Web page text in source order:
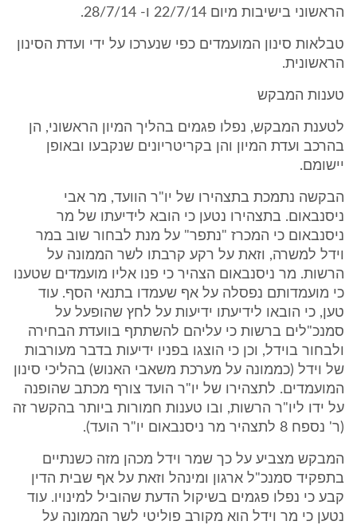
הראשוני בישיבות מיום 22/7/14 ו- 28/7/14.
טבלאות סינון המועמדים כפי שנערכו על ידי ועדת הסינון
הראשונית.
טענות המבקש
לטענת המבקש, נפלו פגמים בהליך המיון הראשוני, הן
בהרכב ועדת המיון והן בקריטריונים שנקבעו ובאופן
יישומם.
הבקשה נתמכת בתצהירו של יו"ר הוועד, מר אבי
ניסנבאום. בתצהירו נטען כי הובא לידיעתו של מר
ניסנבאום כי המכרז "נתפר" על מנת לבחור שוב במר
וידל למשרה, וזאת על רקע קרבתו לשר הממונה על
הרשות. מר ניסנבאום הצהיר כי פנו אליו מועמדים שטענו
כי מועמדותם נפסלה על אף שעמדו בתנאי הסף. עוד
טען, כי הובאו לידיעתו ידיעות על לחץ שהופעל על
סמנכ"לים ברשות כי עליהם להשתתף בוועדת הבחירה
ולבחור בוידל, וכן כי הוצגו בפניו ידיעות בדבר מעורבות
של וידל (כממונה על מערכת משאבי האנוש) בהליכי סינון
המועמדים. לתצהירו של יו"ר הועד צורף מכתב שהופנה
על ידו ליו"ר הרשות, ובו טענות חמורות ביותר בהקשר זה
(ר' נספח 8 לתצהיר מר ניסנבאום יו"ר הועד).
המבקש מצביע על כך שמר וידל מכהן מזה כשנתיים
בתפקיד סמנכ"ל ארגון ומינהל וזאת על אף שבית הדין
קבע כי נפלו פגמים בשיקול הדעת שהוביל למינויו. עוד
נטען כי מר וידל הוא מקורב פוליטי לשר הממונה על